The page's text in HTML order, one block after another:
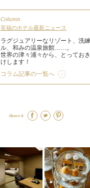
Column
至福のホテル最新ニュース
ラグジュアリーなリゾート、洗
ル、和みの温泉旅館……。
世界の津々浦々から、とってお
けします！
コラム記事の一覧へ
Share it